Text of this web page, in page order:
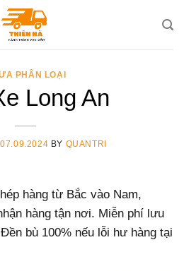
PHÂN LOẠI
Long An
07.09.2024 BY QUANTRI
hàng từ Bắc vào Nam,
hàng tận nơi. Miễn phí lưu
bù 100% nếu lỗi hư hàng tại